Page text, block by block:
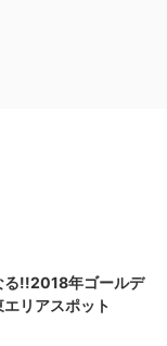
る!!2018年ゴールデ
リアスポット